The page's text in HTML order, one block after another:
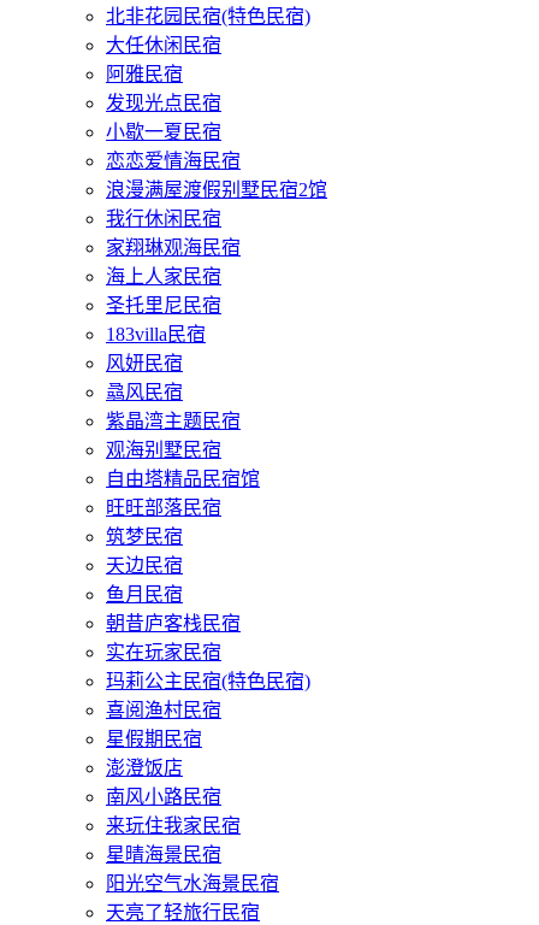
北非花园民宿(特色民宿)
大任休闲民宿
阿雅民宿
发现光点民宿
小歇一夏民宿
恋恋爱情海民宿
浪漫满屋渡假别墅民宿2馆
我行休闲民宿
家翔琳观海民宿
海上人家民宿
圣托里尼民宿
183villa民宿
风妍民宿
骉风民宿
紫晶湾主题民宿
观海别墅民宿
自由塔精品民宿馆
旺旺部落民宿
筑梦民宿
天边民宿
鱼月民宿
朝昔庐客栈民宿
实在玩家民宿
玛莉公主民宿(特色民宿)
喜阅渔村民宿
星假期民宿
澎澄饭店
南风小路民宿
来玩住我家民宿
星晴海景民宿
阳光空气水海景民宿
天亮了轻旅行民宿